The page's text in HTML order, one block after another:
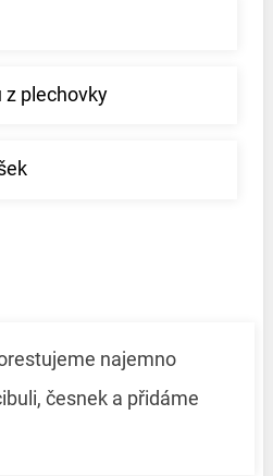
z plechovky
najemno
česnek a přidáme